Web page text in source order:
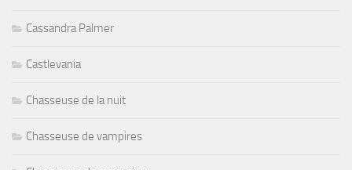
Cassandra Palmer
Castlevania
Chasseuse de la nuit
Chasseuse de vampires